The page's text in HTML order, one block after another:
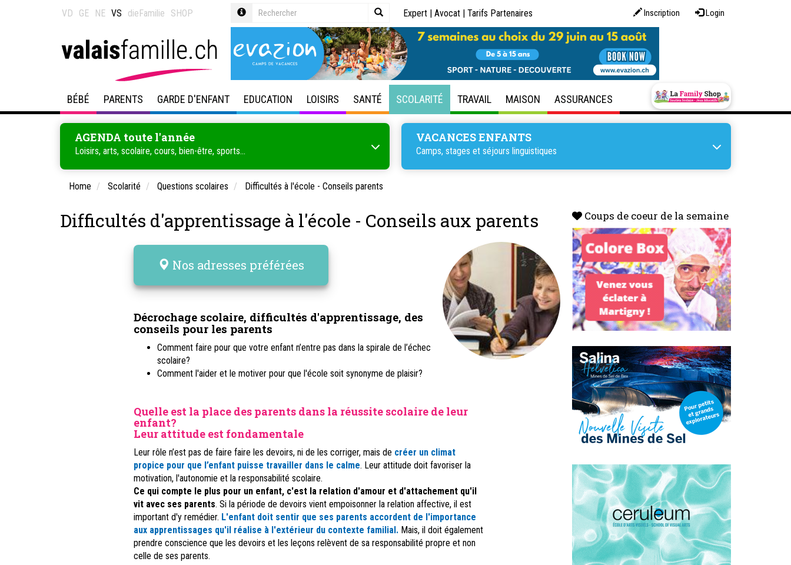
VD GE NE VS dieFamilie SHOP Inscription Login
Expert | Avocat | Tarifs Partenaires
BÉBÉ PARENTS GARDE D'ENFANT EDUCATION LOISIRS SANTÉ SCOLARITÉ TRAVAIL MAISON ASSURANCES
AGENDA toute l'année
Loisirs, arts, scolaire, cours, bien-être, sports...
VACANCES ENFANTS
Camps, stages et séjours linguistiques
Home Scolarité Questions scolaires Difficultés à l'école - Conseils parents
Difficultés d'apprentissage à l'école - Conseils aux parents
Nos adresses préférées
Décrochage scolaire, difficultés d'apprentissage, des
conseils pour les parents
Comment faire pour que votre enfant n’entre pas dans la spirale de l’échec
scolaire?
Comment l'aider et le motiver pour que l'école soit synonyme de plaisir?
Quelle est la place des parents dans la réussite scolaire de leur
enfant?
Leur attitude est fondamentale
Leur rôle n’est pas de faire faire les devoirs, ni de les corriger, mais de créer un climat
propice pour que l’enfant puisse travailler dans le calme. Leur attitude doit favoriser la
motivation, l'autonomie et la responsabilité scolaire.
Ce qui compte le plus pour un enfant, c'est la relation d'amour et d'attachement qu'il
vit avec ses parents. Si la période de devoirs vient empoisonner la relation affective, il est
important d'y remédier. L'enfant doit sentir que ses parents accordent de l'importance
aux apprentissages qu'il réalise à l'extérieur du contexte familial. Mais, il doit également
prendre conscience que les devoirs et les leçons relèvent de sa responsabilité propre et non
celle de ses parents.
Coups de coeur de la semaine